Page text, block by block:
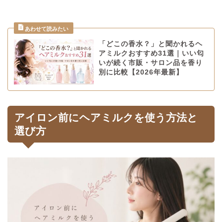
「どこの香水？」と聞かれるヘ
アミルクおすすめ31選｜いい匂
いが続く市販・サロン品を香り
別に比較【2026年最新】
アイロン前にヘアミルクを使う方法と
選び方